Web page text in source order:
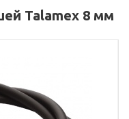
Talamex 8 мм